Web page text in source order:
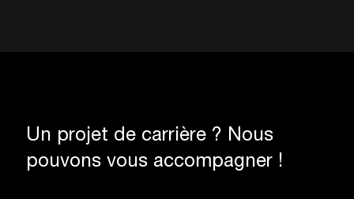
Un projet de carrière ? Nous
pouvons vous accompagner !